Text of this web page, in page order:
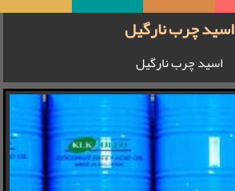
اسید چرب نارگیل
اسید چرب نارگیل